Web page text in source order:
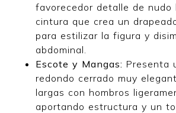
favorecedor detalle de nudo
cintura que crea un
para estilizar la figura y
abdominal.
Escote y Mangas: Presenta
redondo cerrado muy
largas con hombros
aportando estructura y un